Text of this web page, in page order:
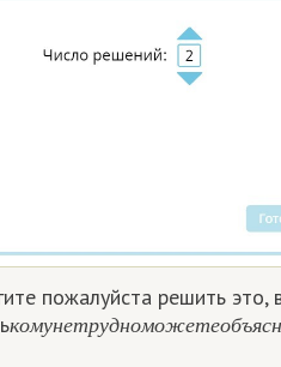
пожалуйста решить
к ом у н е т р у д н ом о ж е т е о б ъяс н
комунетрудноможет ео бъяс